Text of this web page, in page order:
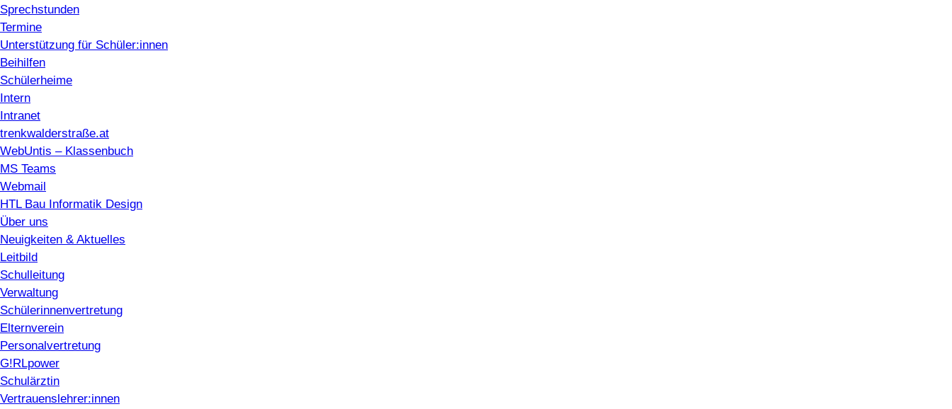
Sprechstunden
Termine
Unterstützung für Schüler:innen
Beihilfen
Schülerheime
Intern
Intranet
trenkwalderstraße.at
WebUntis – Klassenbuch
MS Teams
Webmail
HTL Bau Informatik Design
Über uns
Neuigkeiten & Aktuelles
Leitbild
Schulleitung
Verwaltung
Schülerinnenvertretung
Elternverein
Personalvertretung
G!RLpower
Schulärztin
Vertrauenslehrer:innen